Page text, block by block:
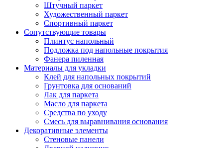
Штучный паркет
Художественный паркет
Спортивный паркет
Сопутствующие товары
Плинтус напольный
Подложка под напольные покрытия
Фанера пиленная
Материалы для укладки
Клей для напольных покрытий
Грунтовка для оснований
Лак для паркета
Масло для паркета
Средства по уходу
Смесь для выравнивания основания
Декоративные элементы
Стеновые панели